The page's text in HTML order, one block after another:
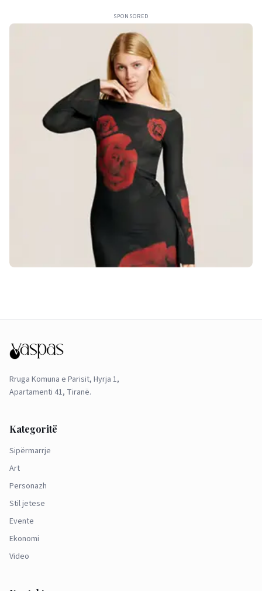
SPONSORED
Rruga Komuna e Parisit, Hyrja 1,
Apartamenti 41, Tiranë.
Kategoritë
Sipërmarrje
Art
Personazh
Stil jetese
Evente
Ekonomi
Video